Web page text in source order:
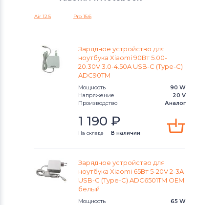
Microsoft
Блоки питания для ноутбуков
Блоки питания для ноутбуков
Блоки питания для ноутбуков
Блоки питания для ноутбуков
Аккумуляторы для радиостанций
Mi Notebook Air
Mi Pro
Air 12.5 Pro 15.6
Зарядное устройство для
ноутбука Xiaomi 90Вт 5.00-
20.30V 3.0-4.50A USB-C (Type-C)
ADC90TM
Мощность
90 W
Напряжение
20 V
Производство
Аналог
1 190 ₽
На складе В наличии
Зарядное устройство для
ноутбука Xiaomi 65Вт 5-20V 2-3A
USB-C (Type-C) ADC6501TM OEM
белый
Мощность
65 W